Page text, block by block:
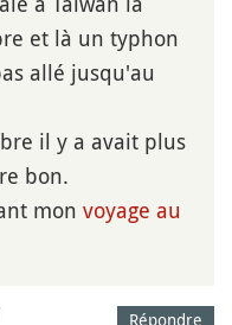
et là un typhon
allé jusqu'au
il y a avait plus
bon.
mon voyage au
Répondre